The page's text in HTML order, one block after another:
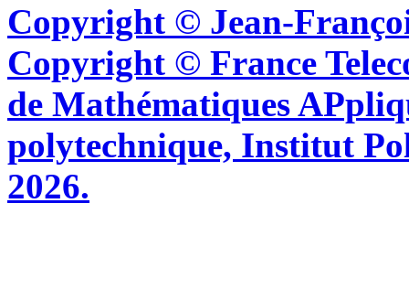
Copyright © Jean-
Copyright © France
de Mathématiques
polytechnique, Institut
2026.